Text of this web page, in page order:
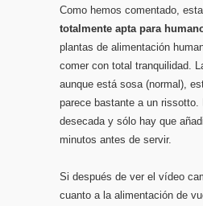
Como hemos comentado,
totalmente apta para
plantas de alimentación
comer con total tranquilidad.
aunque está sosa (normal),
parece bastante a un rissotto.
desecada y sólo hay que
minutos antes de servir.
Si después de ver el vídeo
cuanto a la alimentación de